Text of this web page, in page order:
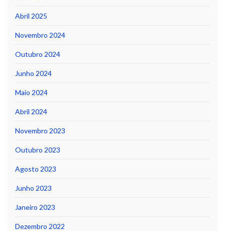
Abril 2025
Novembro 2024
Outubro 2024
Junho 2024
Maio 2024
Abril 2024
Novembro 2023
Outubro 2023
Agosto 2023
Junho 2023
Janeiro 2023
Dezembro 2022